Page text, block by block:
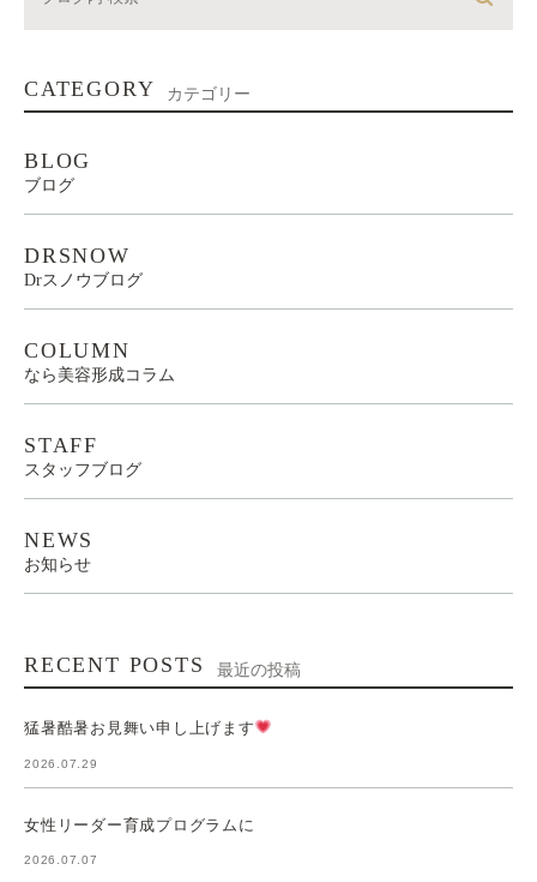
CATEGORY カテゴリー
BLOG
ブログ
DRSNOW
Drスノウブログ
COLUMN
なら美容形成コラム
STAFF
スタッフブログ
NEWS
お知らせ
RECENT POSTS 最近の投稿
猛暑酷暑お見舞い申し上げます
2026.07.29
女性リーダー育成プログラムに
2026.07.07